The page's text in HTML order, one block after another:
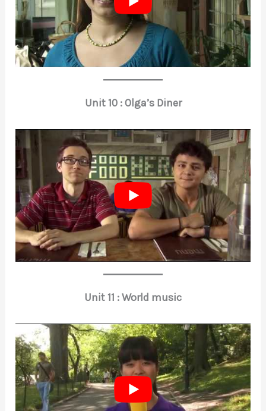
Unit 10 : Olga’s Diner
Unit 11 : World music